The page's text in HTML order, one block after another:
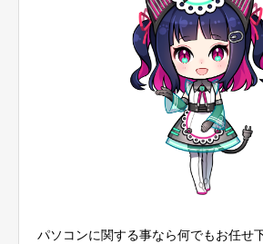
パソコンに関する事なら何でもお任せ